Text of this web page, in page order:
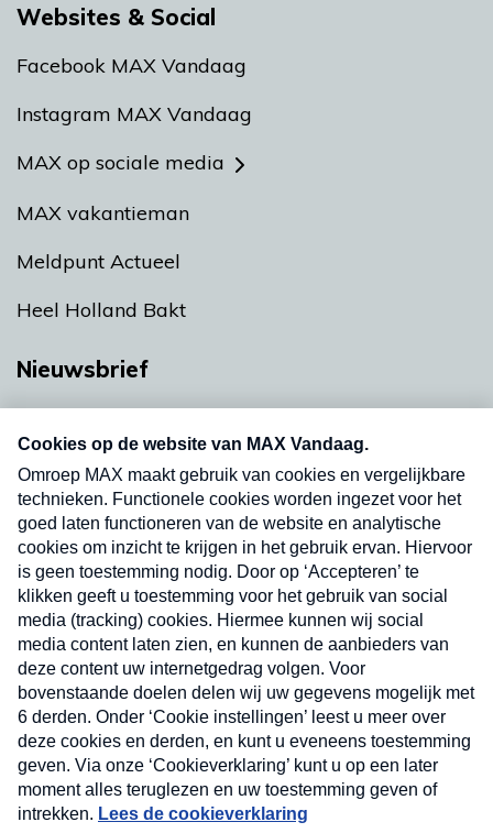
Websites & Social
Facebook MAX Vandaag
Instagram MAX Vandaag
MAX op sociale media
MAX vakantieman
Meldpunt Actueel
Heel Holland Bakt
Nieuwsbrief
nieuwsbrief. Elke vrijdag- en dinsdagochtend in
uw mailbox.
Verzend
Nieuwsbrief
Neem hier een gratis abonnement op onze
nieuwsbrief. Elke vrijdag- en dinsdagochtend in uw